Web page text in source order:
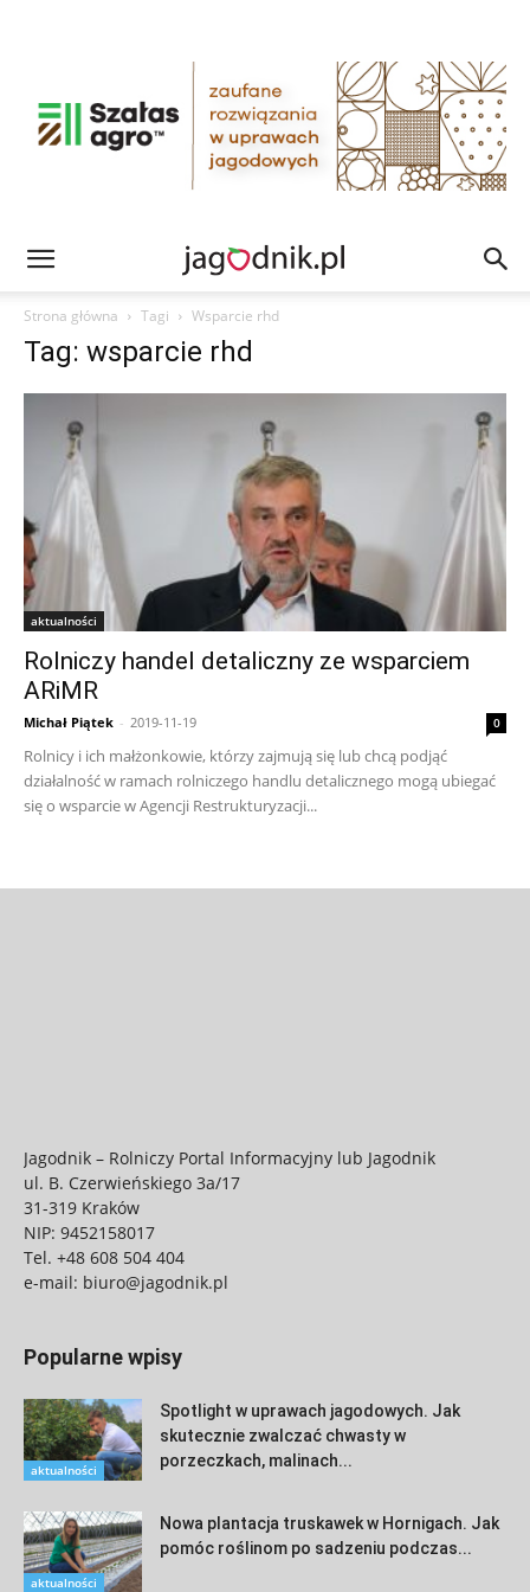
Strona główna Tagi Wsparcie rhd
Tag: wsparcie rhd
aktualności
Rolniczy handel detaliczny ze wsparciem
ARiMR
Michał Piątek - 2019-11-19 0
Rolnicy i ich małżonkowie, którzy zajmują się lub chcą podjąć
działalność w ramach rolniczego handlu detalicznego mogą ubiegać
się o wsparcie w Agencji Restrukturyzacji...
Jagodnik – Rolniczy Portal Informacyjny lub Jagodnik
ul. B. Czerwieńskiego 3a/17
31-319 Kraków
NIP: 9452158017
Tel. +48 608 504 404
e-mail: biuro@jagodnik.pl
Popularne wpisy
aktualności
Spotlight w uprawach jagodowych. Jak
skutecznie zwalczać chwasty w
porzeczkach, malinach...
aktualności
Nowa plantacja truskawek w Hornigach. Jak
pomóc roślinom po sadzeniu podczas...